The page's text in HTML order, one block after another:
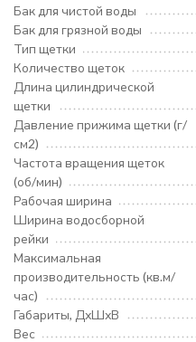
Бак для чистой воды
Бак для грязной воды
Тип щетки
Количество щеток
Длина цилиндрической
щетки
Давление прижима щетки (г/
см2)
Частота вращения щеток
(об/мин)
Рабочая ширина
Ширина водосборной
рейки
Максимальная
производительность (кв.м/
час)
Габариты, ДхШхВ
Вес